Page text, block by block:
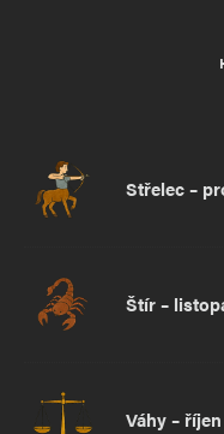
Střelec –
Štír –
Váhy – říjen